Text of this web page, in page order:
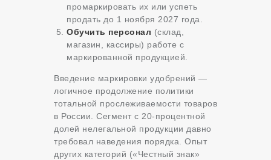
промаркировать их или успеть
продать до 1 ноября 2027 года.
Обучить персонал (склад,
магазин, кассиры) работе с
маркированной продукцией.
Введение маркировки удобрений —
логичное продолжение политики
тотальной прослеживаемости товаров
в России. Сегмент с 20-процентной
долей нелегальной продукции давно
требовал наведения порядка. Опыт
других категорий («Честный знак»